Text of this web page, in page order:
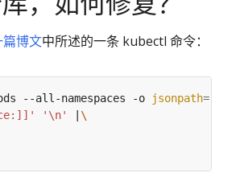
篇博文中所述的一条 kubectl 命令：
--all-namespaces -o jsonpath=
'\n'